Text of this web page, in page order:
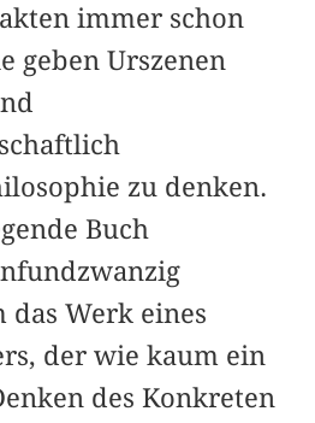
immer schon
geben Urszenen
zu denken.
Buch
das Werk eines
der wie kaum ein
des Konkreten